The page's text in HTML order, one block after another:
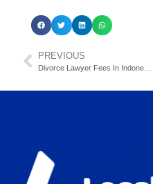
PREVIOUS